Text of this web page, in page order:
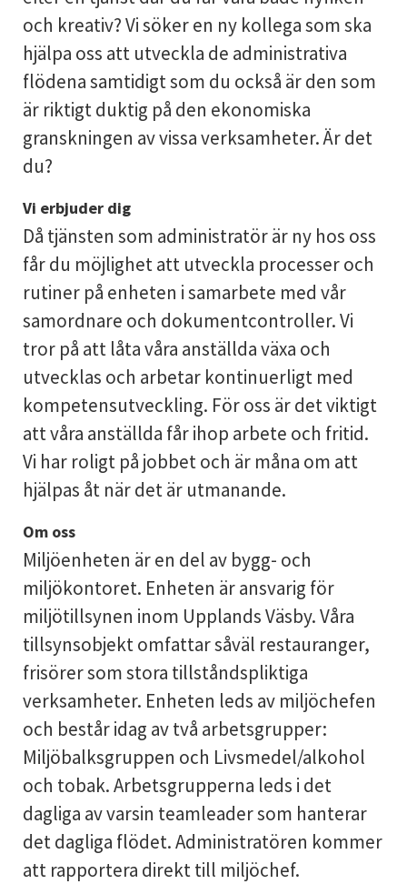
och kreativ? Vi söker en ny kollega som ska
hjälpa oss att utveckla de administrativa
flödena samtidigt som du också är den som
är riktigt duktig på den ekonomiska
granskningen av vissa verksamheter. Är det
du?
Vi erbjuder dig
Då tjänsten som administratör är ny hos oss
får du möjlighet att utveckla processer och
rutiner på enheten i samarbete med vår
samordnare och dokumentcontroller. Vi
tror på att låta våra anställda växa och
utvecklas och arbetar kontinuerligt med
kompetensutveckling. För oss är det viktigt
att våra anställda får ihop arbete och fritid.
Vi har roligt på jobbet och är måna om att
hjälpas åt när det är utmanande.
Om oss
Miljöenheten är en del av bygg- och
miljökontoret. Enheten är ansvarig för
miljötillsynen inom Upplands Väsby. Våra
tillsynsobjekt omfattar såväl restauranger,
frisörer som stora tillståndspliktiga
verksamheter. Enheten leds av miljöchefen
och består idag av två arbetsgrupper:
Miljöbalksgruppen och Livsmedel/alkohol
och tobak. Arbetsgrupperna leds i det
dagliga av varsin teamleader som hanterar
det dagliga flödet. Administratören kommer
att rapportera direkt till miljöchef.